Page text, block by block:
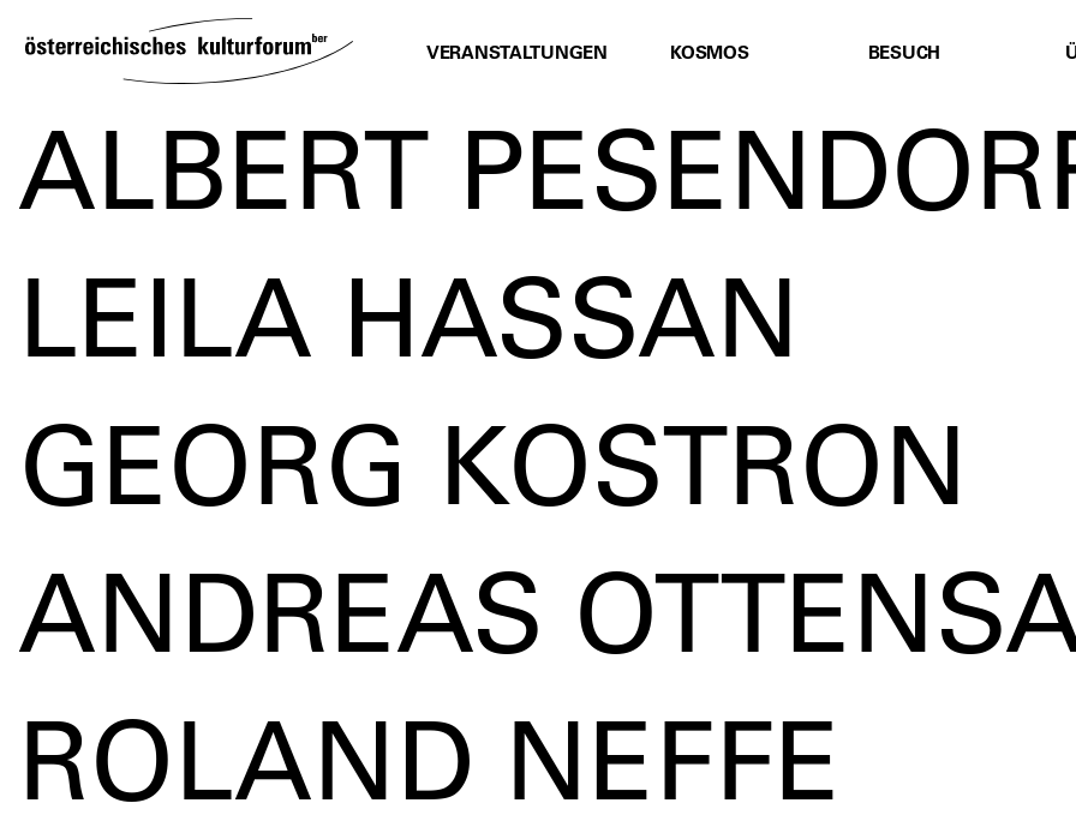
TO
CONTENT
VERANSTALTUNGEN KOSMOS BESUCH
ALBERT
LEILA HASSAN
GEORG KOSTRON
ANDREAS
ROLAND NEFFE